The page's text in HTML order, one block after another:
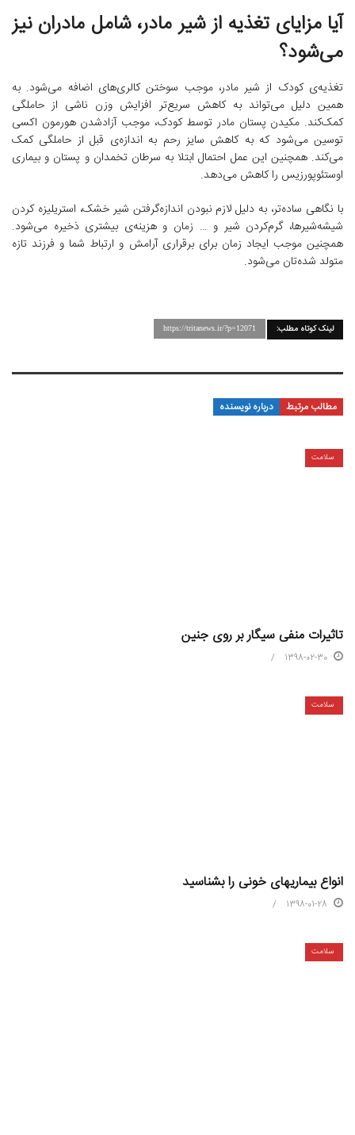
آیا مزایای تغذیه از شیر مادر، شامل مادران نیز
می‌شود؟
تغذیه‌ی کودک از شیر مادر، موجب سوختن کالری‌های اضافه می‌شود. به
همین دلیل می‌تواند به کاهش سریع‌تر افزایش وزن ناشی از حاملگی
کمک‌کند. مکیدن پستان مادر توسط کودک، موجب آزاد‌شدن هورمون اکسی
توسین می‌شود که به کاهش سایز رحم به اندازه‌ی قبل از حاملگی کمک
می‌کند. همچنین این عمل احتمال ابتلا به سرطان تخمدان و پستان و بیماری
اوستئوپورزیس را کاهش می‌دهد.
با نگاهی ساده‌تر، به دلیل لازم نبودن اندازه‌گرفتن شیر خشک، استریلیزه کردن
شیشه‌شیرها، گرم‌کردن شیر و … زمان و هزینه‌ی بیشتری ذخیره می‌شود.
همچنین موجب ایجاد زمان برای برقراری آرامش و ارتباط شما و فرزند تازه
متولد ‌شده‌تان می‌شود.
لینک کوتاه مطلب: https://tritanews.ir/?p=12071
مطالب مرتبط درباره نویسنده
سلامت
تاثیرات منفی سیگار بر روی جنین
1398-02-30
سلامت
انواع بیماریهای خونی را بشناسید
1398-01-28
سلامت